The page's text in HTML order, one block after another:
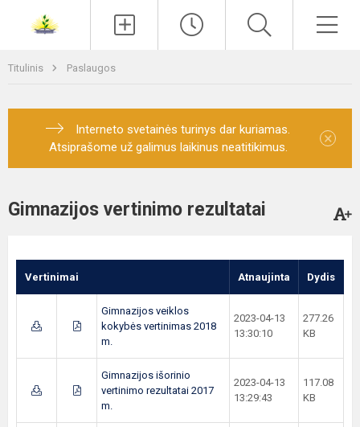
Titulinis Paslaugos
Interneto svetainės turinys dar kuriamas.
Atsiprašome už galimus laikinus neatitikimus.
×
Gimnazijos vertinimo rezultatai
Vertinimai Atnaujinta Dydis
Gimnazijos veiklos
kokybės vertinimas 2018
m.
2023-04-13
13:30:10
277.26
KB
Gimnazijos išorinio
vertinimo rezultatai 2017
m.
2023-04-13
13:29:43
117.08
KB